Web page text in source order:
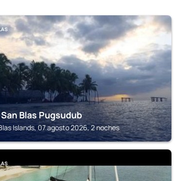
Blas Pugsudub
Islands, 07 agosto 2026, 2 noches